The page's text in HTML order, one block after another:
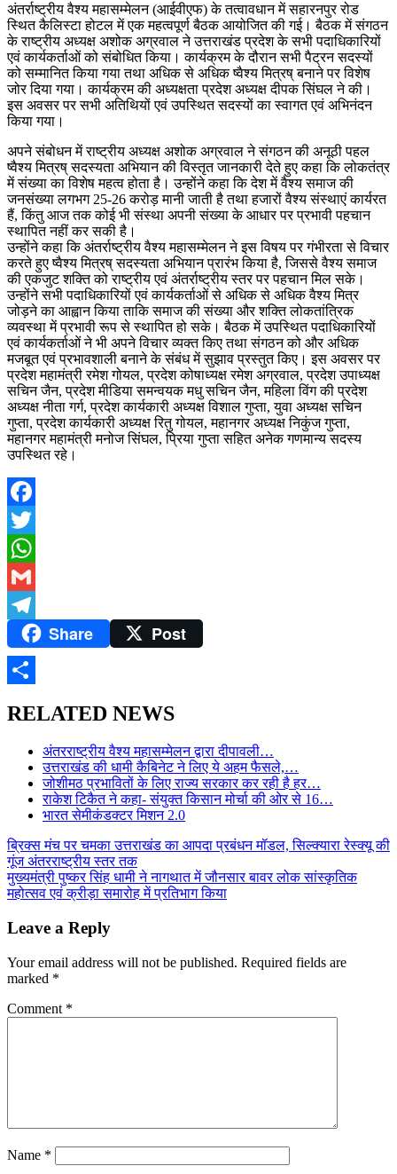
अंतर्राष्ट्रीय वैश्य महासम्मेलन (आईवीएफ) के तत्वावधान में सहारनपुर रोड
स्थित कैलिस्टा होटल में एक महत्वपूर्ण बैठक आयोजित की गई। बैठक में संगठन
के राष्ट्रीय अध्यक्ष अशोक अग्रवाल ने उत्तराखंड प्रदेश के सभी पदाधिकारियों
एवं कार्यकर्ताओं को संबोधित किया। कार्यक्रम के दौरान सभी पैट्रन सदस्यों
को सम्मानित किया गया तथा अधिक से अधिक ष्वैश्य मित्रष् बनाने पर विशेष
जोर दिया गया। कार्यक्रम की अध्यक्षता प्रदेश अध्यक्ष दीपक सिंघल ने की।
इस अवसर पर सभी अतिथियों एवं उपस्थित सदस्यों का स्वागत एवं अभिनंदन
किया गया।
अपने संबोधन में राष्ट्रीय अध्यक्ष अशोक अग्रवाल ने संगठन की अनूठी पहल
ष्वैश्य मित्रष् सदस्यता अभियान की विस्तृत जानकारी देते हुए कहा कि लोकतंत्र
में संख्या का विशेष महत्व होता है। उन्होंने कहा कि देश में वैश्य समाज की
जनसंख्या लगभग 25-26 करोड़ मानी जाती है तथा हजारों वैश्य संस्थाएं कार्यरत
हैं, किंतु आज तक कोई भी संस्था अपनी संख्या के आधार पर प्रभावी पहचान
स्थापित नहीं कर सकी है।
उन्होंने कहा कि अंतर्राष्ट्रीय वैश्य महासम्मेलन ने इस विषय पर गंभीरता से विचार
करते हुए ष्वैश्य मित्रष् सदस्यता अभियान प्रारंभ किया है, जिससे वैश्य समाज
की एकजुट शक्ति को राष्ट्रीय एवं अंतर्राष्ट्रीय स्तर पर पहचान मिल सके।
उन्होंने सभी पदाधिकारियों एवं कार्यकर्ताओं से अधिक से अधिक वैश्य मित्र
जोड़ने का आह्वान किया ताकि समाज की संख्या और शक्ति लोकतांत्रिक
व्यवस्था में प्रभावी रूप से स्थापित हो सके। बैठक में उपस्थित पदाधिकारियों
एवं कार्यकर्ताओं ने भी अपने विचार व्यक्त किए तथा संगठन को और अधिक
मजबूत एवं प्रभावशाली बनाने के संबंध में सुझाव प्रस्तुत किए। इस अवसर पर
प्रदेश महामंत्री रमेश गोयल, प्रदेश कोषाध्यक्ष रमेश अग्रवाल, प्रदेश उपाध्यक्ष
सचिन जैन, प्रदेश मीडिया समन्वयक मधु सचिन जैन, महिला विंग की प्रदेश
अध्यक्ष नीता गर्ग, प्रदेश कार्यकारी अध्यक्ष विशाल गुप्ता, युवा अध्यक्ष सचिन
गुप्ता, प्रदेश कार्यकारी अध्यक्ष रितु गोयल, महानगर अध्यक्ष निकुंज गुप्ता,
महानगर महामंत्री मनोज सिंघल, प्रिया गुप्ता सहित अनेक गणमान्य सदस्य
उपस्थित रहे।
Facebook
Twitter
WhatsApp
Gmail
TelegramShare Post
RELATED NEWS
अंतरराष्ट्रीय वैश्य महासम्मेलन द्वारा दीपावली…
उत्तराखंड की धामी कैबिनेट ने लिए ये अहम फैसले,…
जोशीमठ प्रभावितों के लिए राज्य सरकार कर रही है हर…
राकेश टिकैत ने कहा- संयुक्त किसान मोर्चा की ओर से 16…
भारत सेमीकंडक्टर मिशन 2.0
Post
navigation
ब्रिक्स मंच पर चमका उत्तराखंड का आपदा प्रबंधन मॉडल, सिल्क्यारा रेस्क्यू की
गूंज अंतरराष्ट्रीय स्तर तक
मुख्यमंत्री पुष्कर सिंह धामी ने नागथात में जौनसार बावर लोक सांस्कृतिक
महोत्सव एवं क्रीड़ा समारोह में प्रतिभाग किया
Leave a Reply
Your email address will not be published. Required fields are
marked *
Comment *
Name *